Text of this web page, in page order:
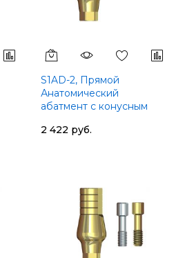
S1AD-2, Прямой
Анатомический
абатмент с конусным
2mm, SGS
2 422 руб.